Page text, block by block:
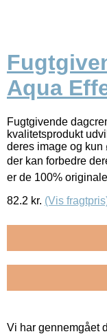
Aqua
Fugtgivende
kvalitetsprodukt
deres image og kun
der kan forbedre
er de 100%
82.2 kr. (Vis
Vi har gennemgået